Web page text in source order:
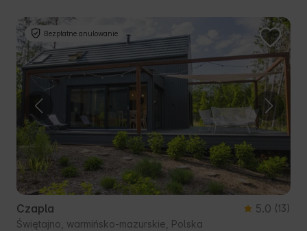
Bezpłatne anulowanie
Czapla 5.0 (13)
Świętajno, warmińsko-mazurskie, Polska